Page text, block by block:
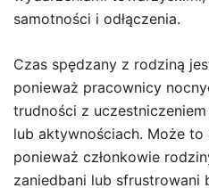
samotności i odłączenia.
Czas spędzany z rodziną
ponieważ pracownicy
trudności z
lub aktywnościach. Może to
ponieważ członkowie
zaniedbani lub sfrustrowani